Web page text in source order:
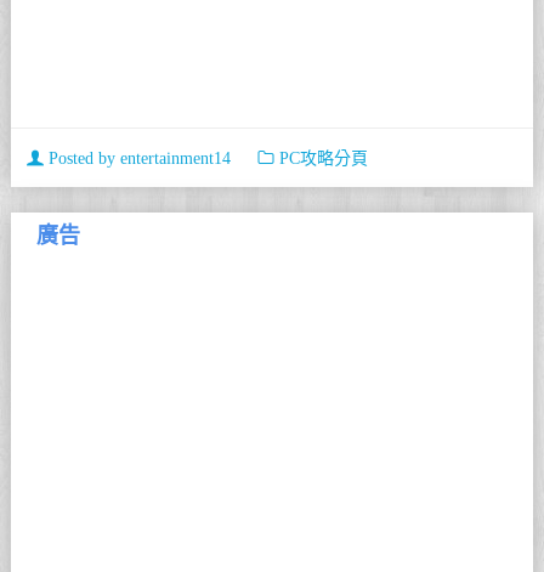
Posted by entertainment14 PC攻略分頁
廣告